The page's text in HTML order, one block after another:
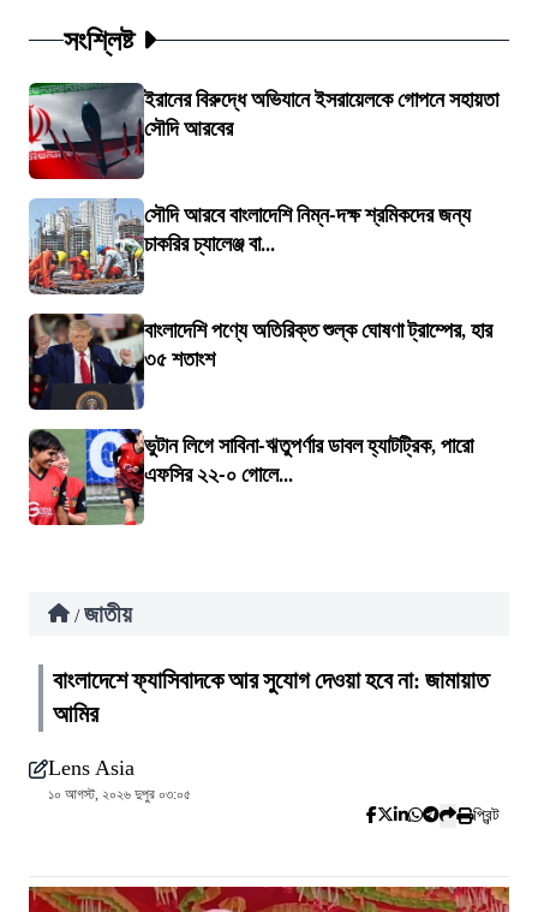
সংশ্লিষ্ট
ইরানের বিরুদ্ধে অভিযানে ইসরায়েলকে গোপনে সহায়তা
সৌদি আরবের
সৌদি আরবে বাংলাদেশি নিম্ন-দক্ষ শ্রমিকদের জন্য
চাকরির চ্যালেঞ্জ বা...
বাংলাদেশি পণ্যে অতিরিক্ত শুল্ক ঘোষণা ট্রাম্পের, হার
৩৫ শতাংশ
ভুটান লিগে সাবিনা-ঋতুপর্ণার ডাবল হ্যাটট্রিক, পারো
এফসির ২২-০ গোলে...
/ জাতীয়
বাংলাদেশে ফ্যাসিবাদকে আর সুযোগ দেওয়া হবে না: জামায়াত
আমির
Lens Asia
১০ আগস্ট, ২০২৬ দুপুর ০৩:০৫
প্রিন্ট